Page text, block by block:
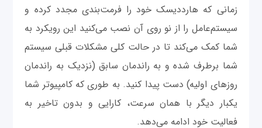
زمانی که هارددیسک خود را فرمت‌بندی مجدد کرده و
سیستم‌عامل را از نو روی آن نصب می‌کنید این رویکرد به
شما کمک می‌کند تا در حالت کلی مشکلات قبلی سیستم
شما برطرف شده و به راندمان سابق (نزدیک به راندمان
روزهای اولیه) دست پیدا کنید. به طوری که کامپیوتر شما
یکبار دیگر با همان سرعت، کارایی و بدون تاخیر به
فعالیت خود ادامه می‌دهد.